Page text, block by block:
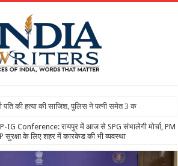
IG Conference: रायपुर में आज से SPG संभालेगी मोर्चा, PM
सुरक्षा के लिए शहर में कारकेड की भी व्यवस्था